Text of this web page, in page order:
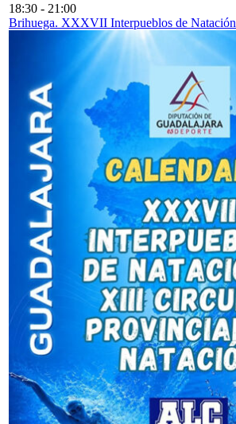
18:30 - 21:00
Brihuega. XXXVII Interpueblos de Natación